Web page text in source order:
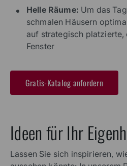
Helle Räume: Um das
schmalen Häusern
auf strategisch
Fenster
Gratis-Katalog anfordern
Ideen für Ihr
Lassen Sie sich inspirieren,